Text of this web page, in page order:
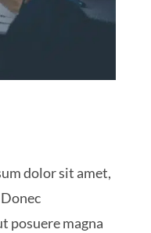
dolor sit amet,
posuere magna